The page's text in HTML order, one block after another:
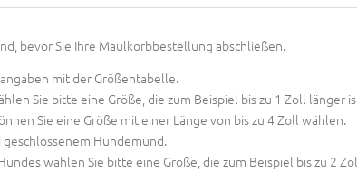
bevor Sie Ihre Maulkorbbestellung abschließen.
mit der Größentabelle.
Sie bitte eine Größe, die zum Beispiel bis zu 1 Zoll länger
Sie eine Größe mit einer Länge von bis zu 4 Zoll wählen.
Hundemund.
wählen Sie bitte eine Größe, die zum Beispiel bis zu 2